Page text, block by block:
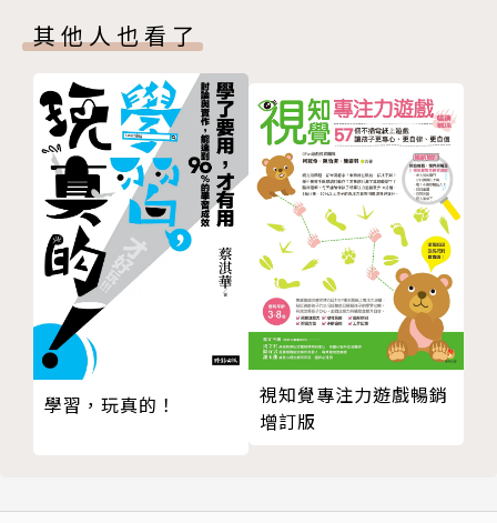
其他人也看了
學習，玩真的！
視知覺專注力遊戲暢銷
增訂版